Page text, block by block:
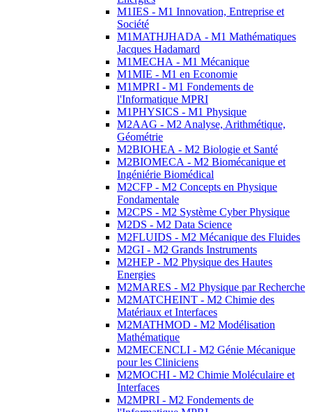
M1IES - M1 Innovation, Entreprise et
Société
M1MATHJHADA - M1 Mathématiques
Jacques Hadamard
M1MECHA - M1 Mécanique
M1MIE - M1 en Economie
M1MPRI - M1 Fondements de
l'Informatique MPRI
M1PHYSICS - M1 Physique
M2AAG - M2 Analyse, Arithmétique,
Géométrie
M2BIOHEA - M2 Biologie et Santé
M2BIOMECA - M2 Biomécanique et
Ingéniérie Biomédical
M2CFP - M2 Concepts en Physique
Fondamentale
M2CPS - M2 Système Cyber Physique
M2DS - M2 Data Science
M2FLUIDS - M2 Mécanique des Fluides
M2GI - M2 Grands Instruments
M2HEP - M2 Physique des Hautes
Energies
M2MARES - M2 Physique par Recherche
M2MATCHEINT - M2 Chimie des
Matériaux et Interfaces
M2MATHMOD - M2 Modélisation
Mathématique
M2MECENCLI - M2 Génie Mécanique
pour les Cliniciens
M2MOCHI - M2 Chimie Moléculaire et
Interfaces
M2MPRI - M2 Fondements de